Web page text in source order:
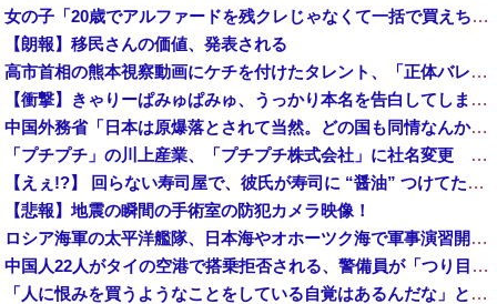
女の子「20歳でアルファードを残クレじゃなくて一括で買えちゃう私って素敵」
【朗報】移民さんの価値、発表される
高市首相の熊本視察動画にケチを付けたタレント、「正体バレバレよな」と黒電話の呼び方であっさりと……
【衝撃】きゃりーぱみゅぱみゅ、うっかり本名を告白してしまう！！！！！
中国外務省「日本は原爆落とされて当然。どの国も同情なんかしない」
「プチプチ」の川上産業、「プチプチ株式会社」に社名変更 創業58年で [8/7]
【えぇ!?】 回らない寿司屋で、彼氏が寿司に “醤油” つけてた→私「は？30にもなって、醤油つけるとか恥ずかしい！ドン引き！低レベル!! 回転寿司しか行ったことない人はこれだから…」
【悲報】地震の瞬間の手術室の防犯カメラ映像！
ロシア海軍の太平洋艦隊、日本海やオホーツク海で軍事演習開始…ウクライナ支援続ける日本を威嚇か！
中国人22人がタイの空港で搭乗拒否される、警備員が「つり目」ジェスチャー―香港メディア [8/6]
「人に恨みを買うようなことをしている自覚はあるんだな」と高市首相を嘲笑った左派、平和記念式典での演説にケチを付けるも……